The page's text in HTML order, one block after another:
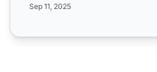
Sep 11, 2025